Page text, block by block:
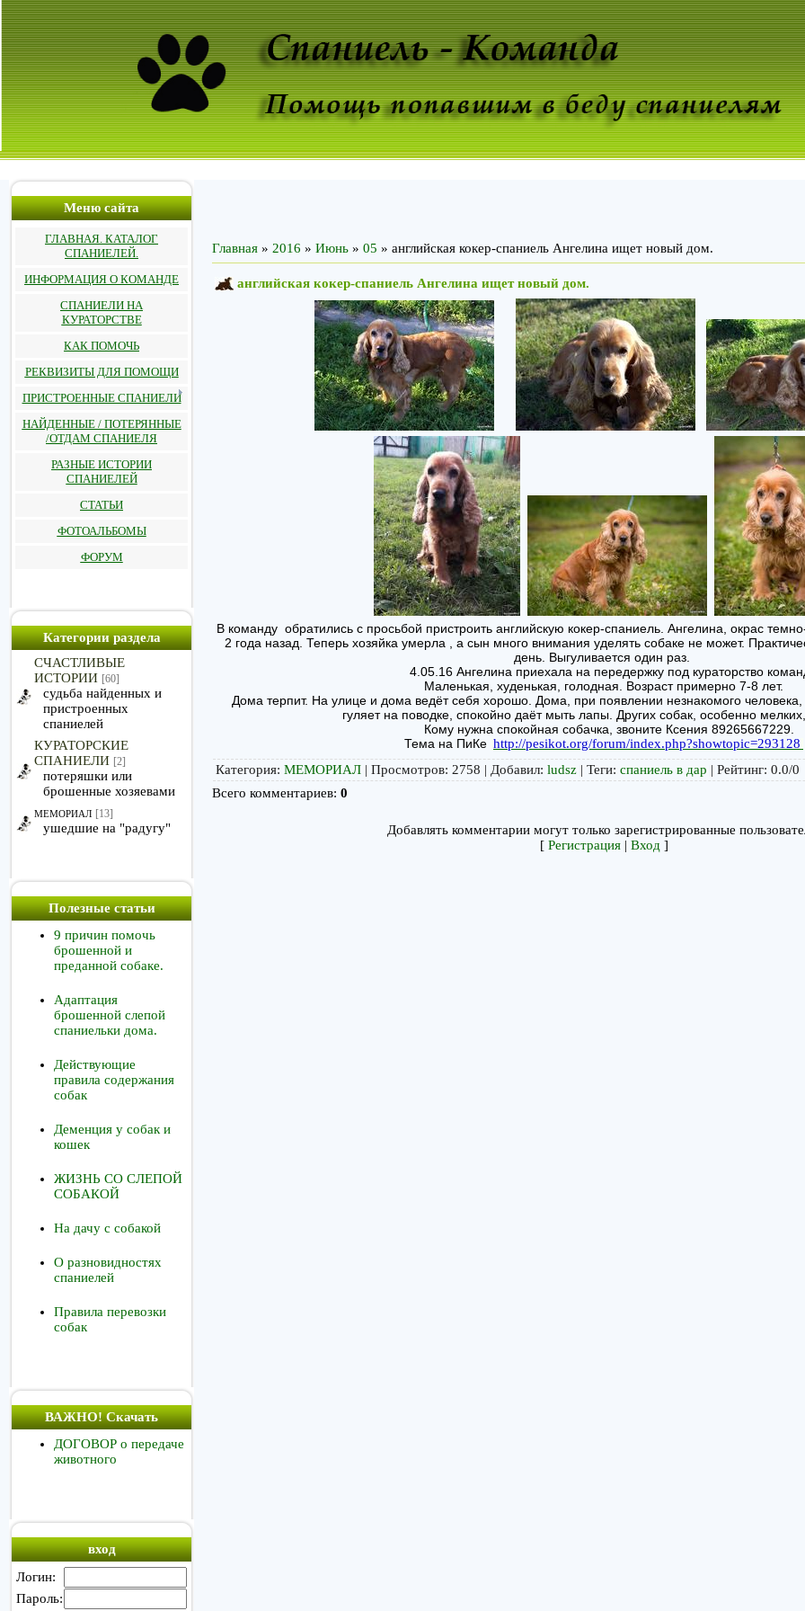
Меню сайта
ГЛАВНАЯ. КАТАЛОГ
СПАНИЕЛЕЙ.
ИНФОРМАЦИЯ О КОМАНДЕ
СПАНИЕЛИ НА
КУРАТОРСТВЕ
КАК ПОМОЧЬ
РЕКВИЗИТЫ ДЛЯ ПОМОЩИ
ПРИСТРОЕННЫЕ СПАНИЕЛИ
НАЙДЕННЫЕ / ПОТЕРЯННЫЕ
/ОТДАМ СПАНИЕЛЯ
РАЗНЫЕ ИСТОРИИ
СПАНИЕЛЕЙ
СТАТЬИ
ФОТОАЛЬБОМЫ
ФОРУМ
Категории раздела
СЧАСТЛИВЫЕ
ИСТОРИИ [60]
судьба найденных и
пристроенных
спаниелей
КУРАТОРСКИЕ
СПАНИЕЛИ [2]
потеряшки или
брошенные хозяевами
МЕМОРИАЛ [13]
ушедшие на "радугу"
Полезные статьи
9 причин помочь
брошенной и
преданной собаке.
Адаптация
брошенной слепой
спаниельки дома.
Действующие
правила содержания
собак
Деменция у собак и
кошек
ЖИЗНЬ СО СЛЕПОЙ
СОБАКОЙ
На дачу с собакой
О разновидностях
спаниелей
Правила перевозки
собак
ВАЖНО! Скачать
ДОГОВОР о передаче
животного
вход
Логин:
Пароль:
Главная » 2016 » Июнь » 05 » английская кокер-спаниель Ангелина ищет новый дом.
английская кокер-спаниель Ангелина ищет новый дом.
В команду обратились с просьбой пристроить английскую кокер-спаниель. Ангелина, окрас
2 года назад. Теперь хозяйка умерла , а сын много внимания уделять собаке не может.
день. Выгуливается один раз.
4.05.16 Ангелина приехала на передержку под кураторство
Маленькая, худенькая, голодная. Возраст примерно 7-8 лет.
Дома терпит. На улице и дома ведёт себя хорошо. Дома, при появлении незнакомого
гуляет на поводке, спокойно даёт мыть лапы. Других собак, особенно
Кому нужна спокойная собачка, звоните Ксения 89265667229.
Тема на ПиКе http://pesikot.org/forum/index.php?showtopic=293128
Категория: МЕМОРИАЛ | Просмотров: 2758 | Добавил: ludsz | Теги: спаниель в дар | Рейтинг: 0.0/0
Всего комментариев: 0
Добавлять комментарии могут только зарегистрированные
[ Регистрация| Вход ]